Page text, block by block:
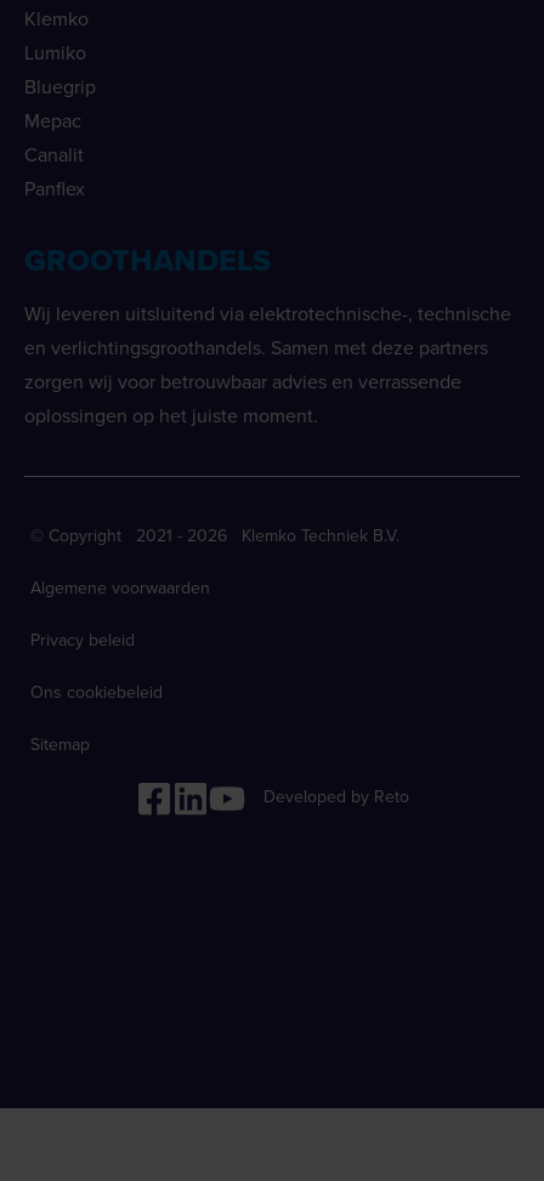
Klemko
Lumiko
Bluegrip
Mepac
Canalit
Panflex
GROOTHANDELS
Wij leveren uitsluitend via elektrotechnische-, technische
en verlichtingsgroothandels. Samen met deze partners
zorgen wij voor betrouwbaar advies en verrassende
oplossingen op het juiste moment.
© Copyright 2021 - 2026 Klemko Techniek B.V.
Algemene voorwaarden
Privacy beleid
Ons cookiebeleid
Sitemap
Developed by Reto